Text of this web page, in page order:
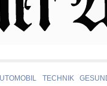
TECHNIK